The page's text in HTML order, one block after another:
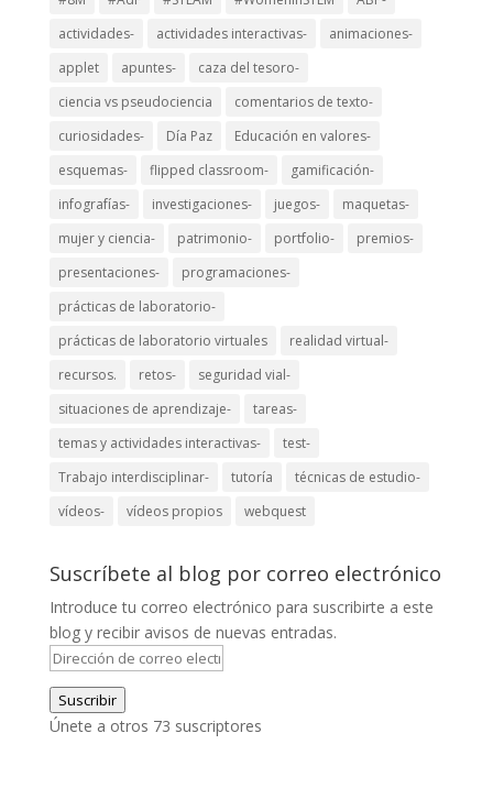
actividades-
actividades interactivas-
animaciones-
applet
apuntes-
caza del tesoro-
ciencia vs pseudociencia
comentarios de texto-
curiosidades-
Día Paz
Educación en valores-
esquemas-
flipped classroom-
gamificación-
infografías-
investigaciones- juegos-
maquetas-
mujer y ciencia-
patrimonio- portfolio-
premios-
presentaciones-
programaciones-
prácticas de laboratorio-
prácticas de laboratorio virtuales
realidad virtual-
recursos.
retos-
seguridad vial-
situaciones de aprendizaje-
tareas-
temas y actividades interactivas-
test-
Trabajo interdisciplinar-
tutoría
técnicas de estudio-
vídeos-
vídeos propios webquest
Suscríbete al blog por correo electrónico
Introduce tu correo electrónico para suscribirte a este
blog y recibir avisos de nuevas entradas.
Dirección
de
correo
electrónico
Suscribir
Únete a otros 73 suscriptores